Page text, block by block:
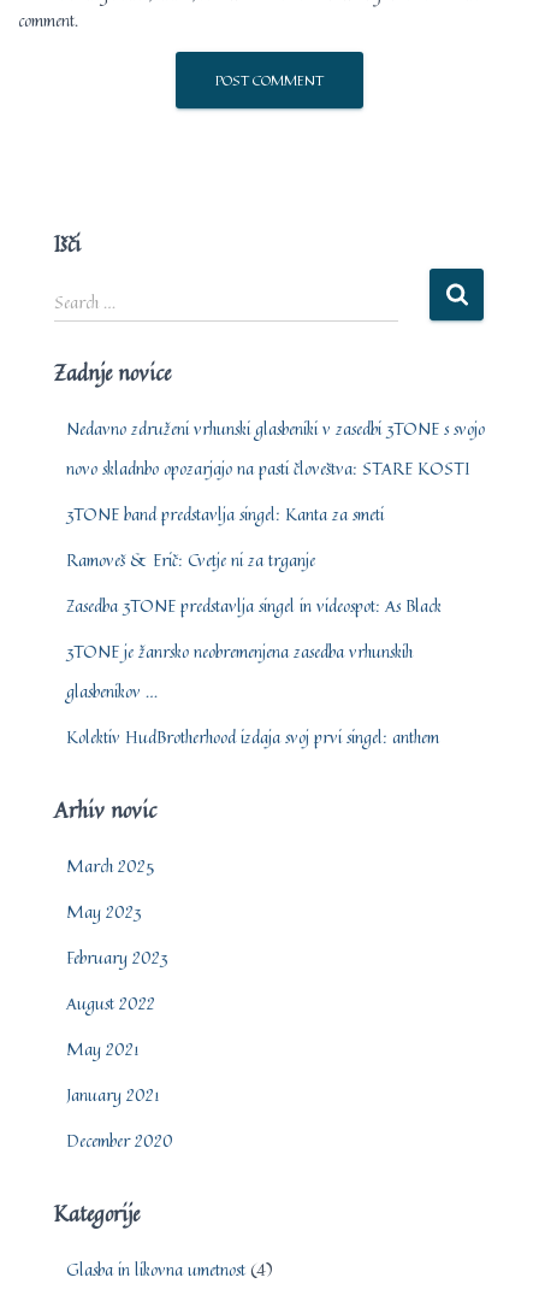
comment.
Išči
S
e
r
Search …
Zadnje novice
Nedavno združeni vrhunski glasbeniki v zasedbi 3TONE s svojo
novo skladnbo opozarjajo na pasti človeštva: STARE KOSTI
3TONE band predstavlja singel: Kanta za smeti
Ramoveš & Erič: Cvetje ni za trganje
Zasedba 3TONE predstavlja singel in videospot: As Black
3TONE je žanrsko neobremenjena zasedba vrhunskih
glasbenikov …
Kolektiv HudBrotherhood izdaja svoj prvi singel: anthem
Arhiv novic
March 2025
May 2023
February 2023
August 2022
May 2021
January 2021
December 2020
Kategorije
Glasba in likovna umetnost(4)